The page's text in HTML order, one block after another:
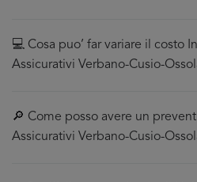
💻 Cosa puo’ far variare il costo
Assicurativi Verbano-Cusio-
🔎 Come posso avere un
Assicurativi Verbano-Cusio-